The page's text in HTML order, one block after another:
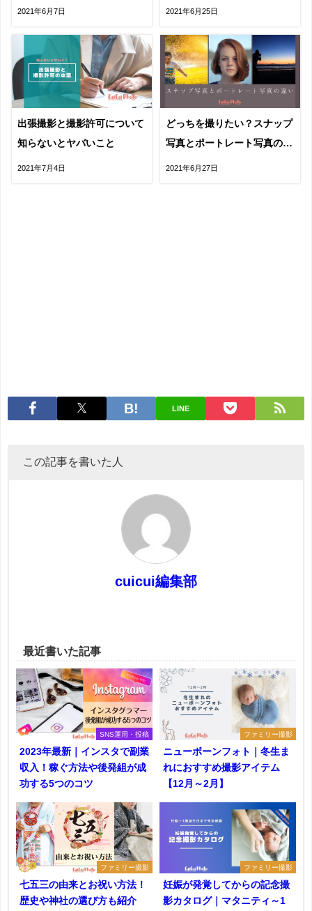
2021年6月7日 2021年6月25日
出張撮影と撮影許可について
知らないとヤバいこと
2021年7月4日
どっちを撮りたい？スナップ
写真とポートレート写真の違
2021年6月27日
LINE
この記事を書いた人
cuicui編集部
最近書いた記事
SNS運用・投稿
2023年最新｜インスタで副業
収入！稼ぐ方法や後発組が成
功する5つのコツ
ファミリー撮影
ニューボーンフォト｜冬生ま
れにおすすめ撮影アイテム
【12月～2月】
ファミリー撮影
七五三の由来とお祝い方法！
歴史や神社の選び方も紹介
ファミリー撮影
妊娠が発覚してからの記念撮
影カタログ｜マタニティ～1